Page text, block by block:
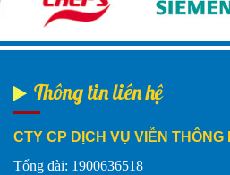
Thông tin liên hệ
CTY CP DỊCH VỤ VIỄN THÔNG
Tổng đài: 1900636518